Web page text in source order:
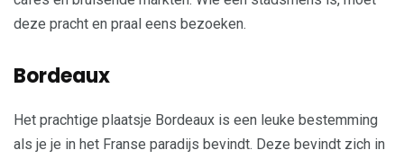
deze pracht en praal eens bezoeken.
Bordeaux
Het prachtige plaatsje Bordeaux is een leuke bestemming
als je je in het Franse paradijs bevindt. Deze bevindt zich in